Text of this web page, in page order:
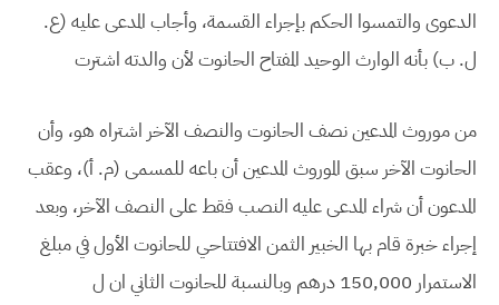
الدعوى والتمسوا الحكم بإجراء القسمة، وأجاب المدعى عليه (ع.
ل. ب) بأنه الوارث الوحيد المفتاح الحانوت لأن والدته اشترت
من موروث المدعين نصف الحانوت والنصف الآخر اشتراه هو، وأن
الحانوت الآخر سبق الموروث المدعين أن باعه للمسمى (م. أ)، وعقب
المدعون أن شراء المدعى عليه النصب فقط على النصف الآخر، وبعد
إجراء خبرة قام بها الخبير الثمن الافتتاحي للحانوت الأول في مبلغ
الاستمرار 150,000 درهم وبالنسبة للحانوت الثاني ان ل